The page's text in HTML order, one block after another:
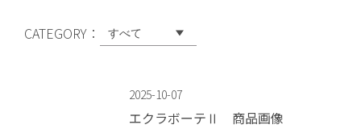
CATEGORY：
2025-10-07
エクラボーテⅡ 商品画像